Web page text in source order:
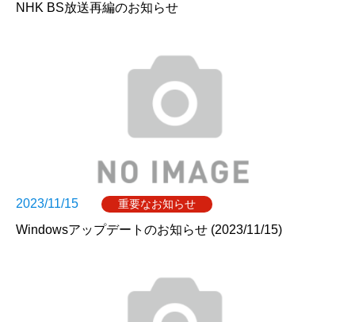
NHK BS放送再編のお知らせ
2023/11/15 重要なお知らせ
Windowsアップデートのお知らせ (2023/11/15)